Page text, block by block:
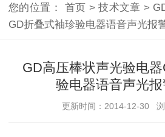
您的位置： 首页 > 技术文章 >
GD折叠式袖珍验电器语音声光报
GD高压棒状声光验电
验电器语音声光
更新时间：2014-12-30